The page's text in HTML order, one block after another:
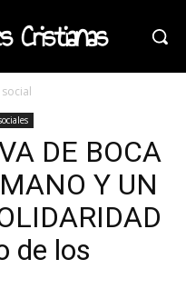
Cristianas
DE BOCA
Y UN
de los